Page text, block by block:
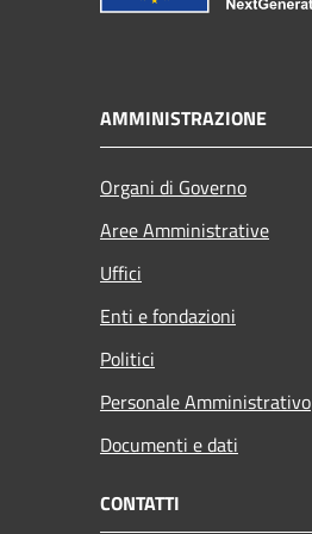
AMMINISTRAZIONE
Organi di Governo
Aree Amministrative
Uffici
Enti e fondazioni
Politici
Personale Amministrativo
Documenti e dati
CONTATTI